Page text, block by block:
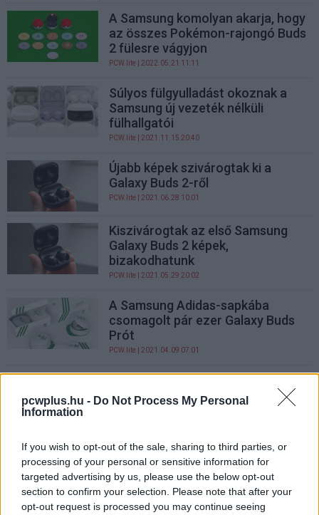
pcwplus.hu - Do Not Process My Personal
Information
If you wish to opt-out of the sale, sharing to third parties, or
processing of your personal or sensitive information for
targeted advertising by us, please use the below opt-out
section to confirm your selection. Please note that after your
opt-out request is processed you may continue seeing
A Samsung komolyan akarja, hogy
az összes Pokémon-rajongó Buds
2 fülesre vágyjon
PCW.lite | 2022.05.21 11:11
Súlyos fülgyulladást okoznak a
Samsung új vezeték nélküli
fülhallgatói
PCW.lite | 2021.11.15 20:40
Újabb képek szivárogtak ki a
Galaxy Buds 2-ről
PCW.lite | 2021.06.28 10:01
Kiszivárogtak az első Samsung
Galaxy Buds 2 képek,
bizakodhatunk
PCW.lite | 2021.05.29 20:02
A Samsung Adidas-sapkába
csomagolt pár ezer Galaxy Buds
Prót
PCW.lite | 2021.04.09 07:01
Galaxy Buds Pro, egyvalamiben
talán alulmarad az AirPods Próval
Ilyen lesz a Samsung Galaxy Buds
Pro vezeték nélküli fülhallgatója